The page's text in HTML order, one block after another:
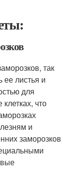
так
ее листья и
для
что
и
заморозков